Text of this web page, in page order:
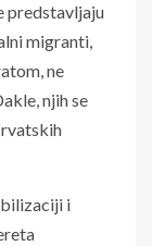
predstavljaju
migranti,
ne
njih se
i